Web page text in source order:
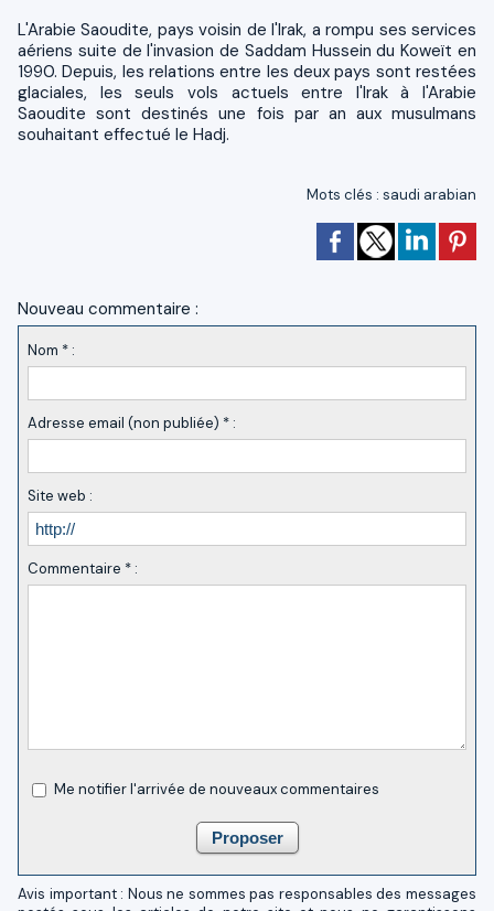
L'Arabie Saoudite, pays voisin de l'Irak, a rompu ses services
aériens suite de l'invasion de Saddam Hussein du Koweït en
1990. Depuis, les relations entre les deux pays sont restées
glaciales, les seuls vols actuels entre l'Irak à l'Arabie
Saoudite sont destinés une fois par an aux musulmans
souhaitant effectué le Hadj.
Mots clés : saudi arabian
Nouveau commentaire :
Nom * :
Adresse email (non publiée) * :
Site web :
Commentaire * :
Me notifier l'arrivée de nouveaux commentaires
Avis important : Nous ne sommes pas responsables des messages